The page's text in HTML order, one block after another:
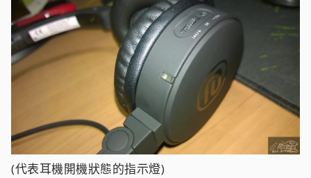
(代表耳機開機狀態的指示燈)